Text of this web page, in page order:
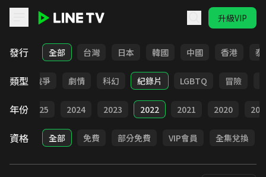
升級VIP
LINE TV - 電影
發行 全部 台灣 日本 韓國 中國 香港 泰
類型
動畫 戰爭 劇情 科幻 紀錄片 LGBTQ 冒險
年份 2025 2024 2023 2022 2021 2020
資格 全部 免費 部分免費 VIP會員 全集兌換